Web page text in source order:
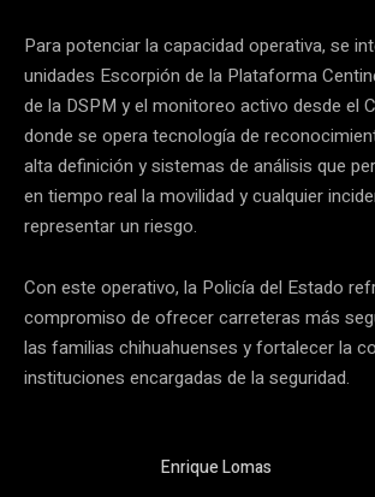
Para potenciar la capacidad operativa, se
unidades Escorpión de la Plataforma
de la DSPM y el monitoreo activo desde el
donde se opera tecnología de
alta definición y sistemas de análisis que
en tiempo real la movilidad y cualquier
representar un riesgo.
Con este operativo, la Policía del Estado
compromiso de ofrecer carreteras más
las familias chihuahuenses y fortalecer la
instituciones encargadas de la seguridad.
Enrique Lomas